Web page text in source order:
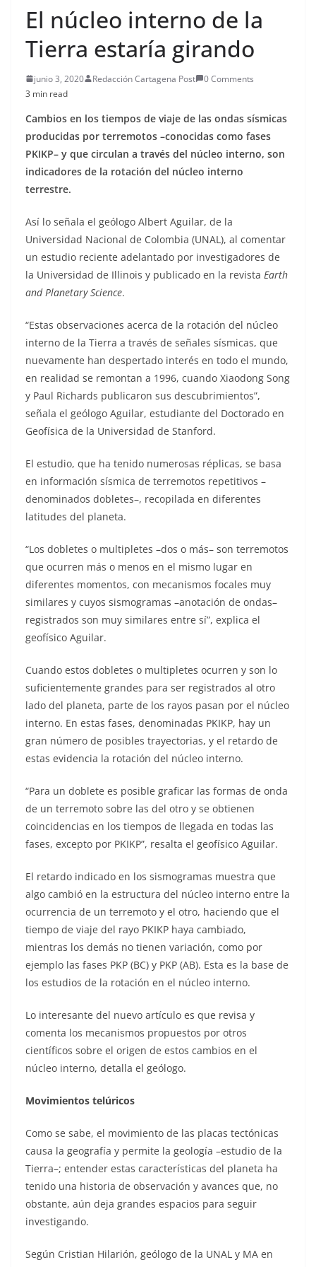
El núcleo interno de la
Tierra estaría girando
junio 3, 2020 Redacción Cartagena Post
0 Comments
3 min read
Cambios en los tiempos de viaje de las ondas sísmicas
producidas por terremotos –conocidas como fases
PKIKP– y que circulan a través del núcleo interno, son
indicadores de la rotación del núcleo interno
terrestre.
Así lo señala el geólogo Albert Aguilar, de la
Universidad Nacional de Colombia (UNAL), al comentar
un estudio reciente adelantado por investigadores de
la Universidad de Illinois y publicado en la revista Earth
and Planetary Science.
“Estas observaciones acerca de la rotación del núcleo
interno de la Tierra a través de señales sísmicas, que
nuevamente han despertado interés en todo el mundo,
en realidad se remontan a 1996, cuando Xiaodong Song
y Paul Richards publicaron sus descubrimientos”,
señala el geólogo Aguilar, estudiante del Doctorado en
Geofísica de la Universidad de Stanford.
El estudio, que ha tenido numerosas réplicas, se basa
en información sísmica de terremotos repetitivos –
denominados dobletes–, recopilada en diferentes
latitudes del planeta.
“Los dobletes o multipletes –dos o más– son terremotos
que ocurren más o menos en el mismo lugar en
diferentes momentos, con mecanismos focales muy
similares y cuyos sismogramas –anotación de ondas–
registrados son muy similares entre sí”, explica el
geofísico Aguilar.
Cuando estos dobletes o multipletes ocurren y son lo
suficientemente grandes para ser registrados al otro
lado del planeta, parte de los rayos pasan por el núcleo
interno. En estas fases, denominadas PKIKP, hay un
gran número de posibles trayectorias, y el retardo de
estas evidencia la rotación del núcleo interno.
“Para un doblete es posible graficar las formas de onda
de un terremoto sobre las del otro y se obtienen
coincidencias en los tiempos de llegada en todas las
fases, excepto por PKIKP”, resalta el geofísico Aguilar.
El retardo indicado en los sismogramas muestra que
algo cambió en la estructura del núcleo interno entre la
ocurrencia de un terremoto y el otro, haciendo que el
tiempo de viaje del rayo PKIKP haya cambiado,
mientras los demás no tienen variación, como por
ejemplo las fases PKP (BC) y PKP (AB). Esta es la base de
los estudios de la rotación en el núcleo interno.
Lo interesante del nuevo artículo es que revisa y
comenta los mecanismos propuestos por otros
científicos sobre el origen de estos cambios en el
núcleo interno, detalla el geólogo.
Movimientos telúricos
Como se sabe, el movimiento de las placas tectónicas
causa la geografía y permite la geología –estudio de la
Tierra–; entender estas características del planeta ha
tenido una historia de observación y avances que, no
obstante, aún deja grandes espacios para seguir
investigando.
Según Cristian Hilarión, geólogo de la UNAL y MA en